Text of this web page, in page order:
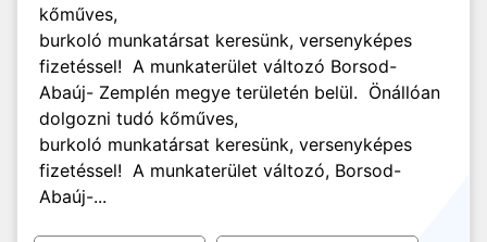
kőműves,
burkoló munkatársat keresünk, versenyképes
fizetéssel! A munkaterület változó Borsod-
Abaúj- Zemplén megye területén belül. Önállóan
dolgozni tudó kőműves,
burkoló munkatársat keresünk, versenyképes
fizetéssel! A munkaterület változó, Borsod-
Abaúj-...